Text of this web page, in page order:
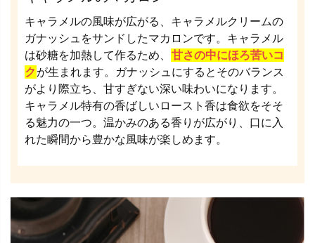
キャラメルの風味が広がる、キャラメルクリームの
ガナッシュをサンドしたマカロンです。キャラメル
は砂糖を加熱して作るため、 甘さの中にほろ苦いコ
ク が生まれます。ガナッシュにするとそのバランス
がより際立ち、甘すぎない深い味わいになります。
キャラメル特有の香ばしいロースト香は食欲をそそ
る魅力の一つ。温かみのある香りが広がり、口に入
れた瞬間から豊かな風味が楽しめます。